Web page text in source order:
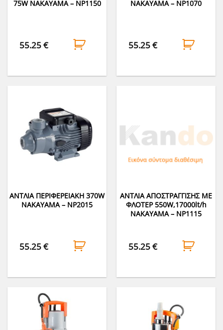
75W NAKAYAMA – NP1150
55.25€
NAKAYAMA – NP1070
55.25€
ΑΝΤΛΙΑ ΠΕΡΙΦΕΡΕΙΑΚΗ 370W
NAKAYAMA – NP2015
55.25€
ΑΝΤΛΙΑ ΑΠΟΣΤΡΑΓΓΙΣΗΣ ΜΕ
ΦΛΟΤΕΡ 550W,17000lt/h
NAKAYAMA – NP1115
55.25€